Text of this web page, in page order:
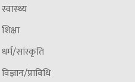
स्वास्थ्य
शिक्षा
धर्म/सांस्कृति
विज्ञान/प्राविधि